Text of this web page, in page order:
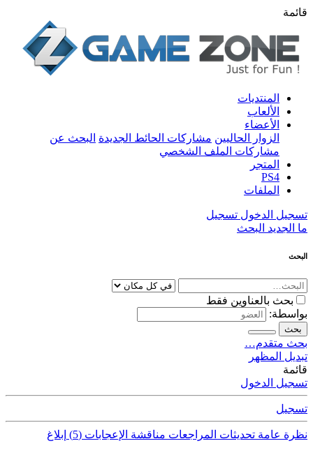
قائمة
المنتديات
الألعاب
الأعضاء
الزوار الحاليين مشاركات الحائط الجديدة البحث عن
مشاركات الملف الشخصي
المتجر
PS4
الملفات
تسجيل الدخول تسجيل
ما الجديد البحث
البحث
بحث بالعناوين فقط
بواسطة:
بحث
بحث متقدم…
تبديل المظهر
قائمة
تسجيل الدخول
تسجيل
نظرة عامة تحديثات المراجعات مناقشة الإعجابات (5) إبلاغ